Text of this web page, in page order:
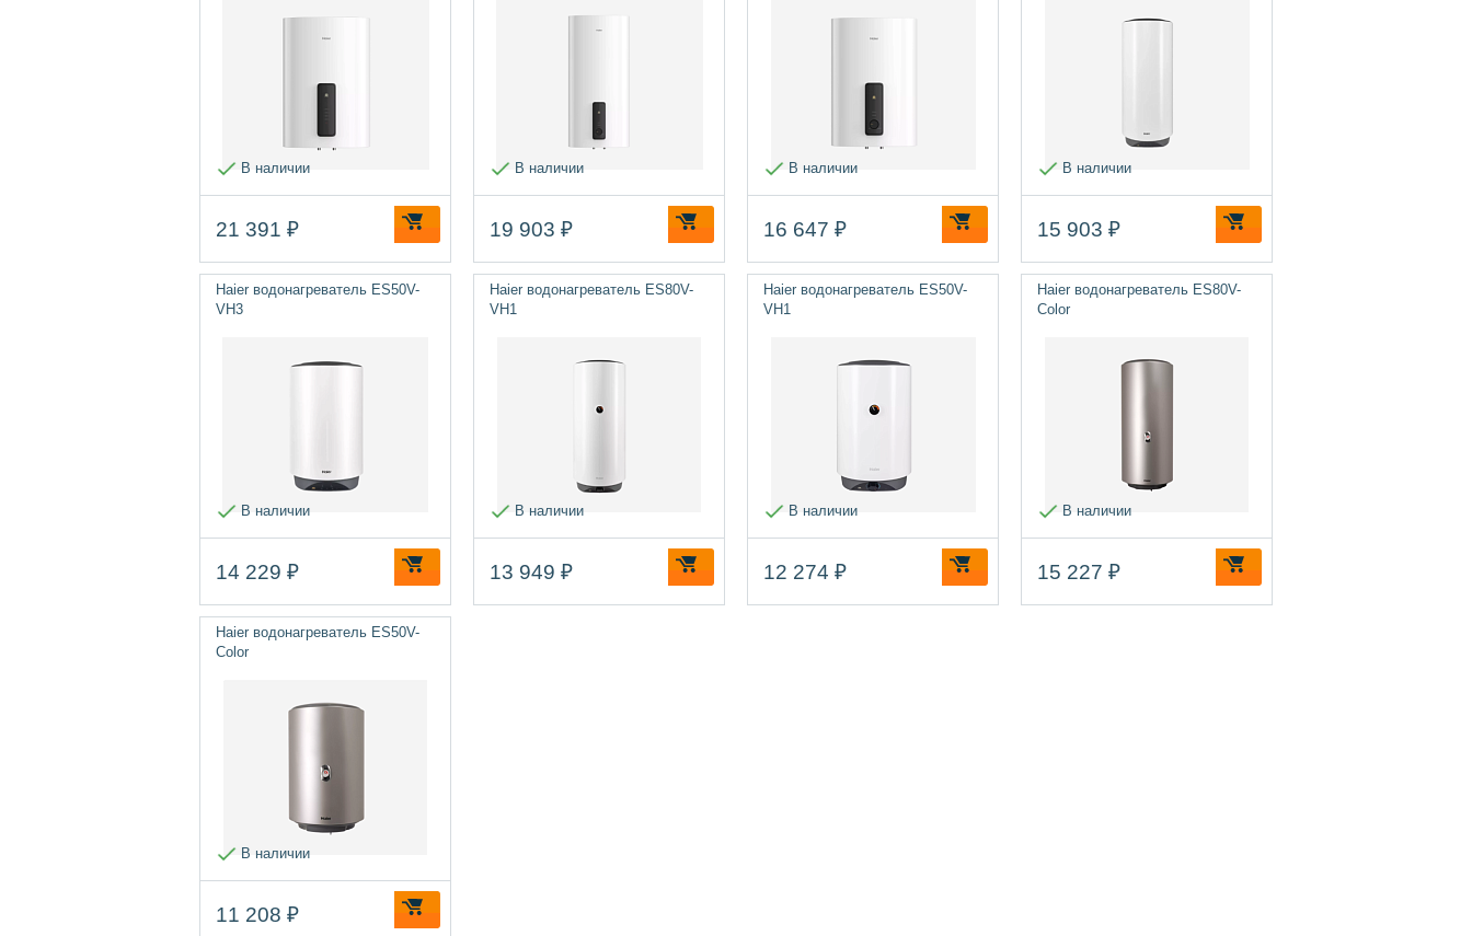
В наличии
21 391 ₽
В наличии
19 903 ₽
В наличии
16 647 ₽
В наличии
15 903 ₽
Haier водонагреватель ES50V-
VH3
В наличии
14 229 ₽
Haier водонагреватель ES80V-
VH1
В наличии
13 949 ₽
Haier водонагреватель ES50V-
VH1
В наличии
12 274 ₽
Haier водонагреватель ES80V-
Color
В наличии
15 227 ₽
Haier водонагреватель ES50V-
Color
В наличии
11 208 ₽